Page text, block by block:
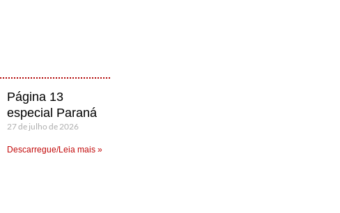
Página 13
especial Paraná
27 de julho de 2026
Descarregue/Leia mais »